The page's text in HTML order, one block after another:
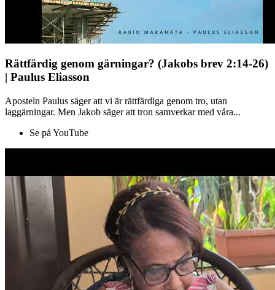
Rättfärdig genom gärningar? (Jakobs brev 2:14-26)
| Paulus Eliasson
Aposteln Paulus säger att vi är rättfärdiga genom tro, utan
laggärningar. Men Jakob säger att tron samverkar med våra...
Se på YouTube